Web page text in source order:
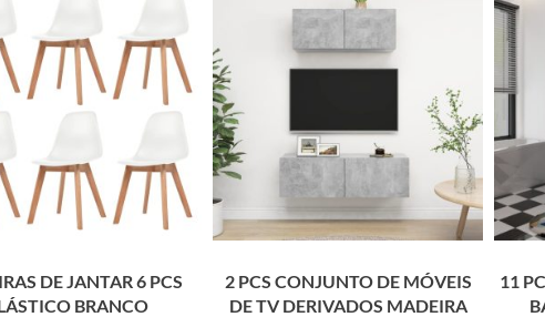
DE JANTAR 6 PCS
BRANCO
2 PCS CONJUNTO DE MÓVEIS
DE TV DERIVADOS MADEIRA
11